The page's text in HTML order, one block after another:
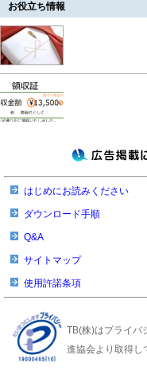
お役立ち情報
はじめにお読みください
ダウンロード手順
Q&A
サイトマップ
使用許諾条項
TB(株)はプライバ
進協会より取得し